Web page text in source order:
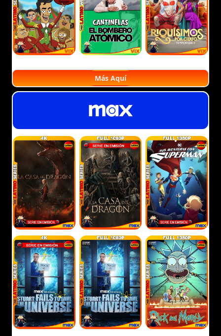
Más Aquí